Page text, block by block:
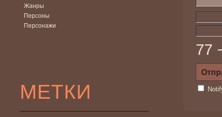
Жанры
Персоны
Персонажи
МЕТКИ
77